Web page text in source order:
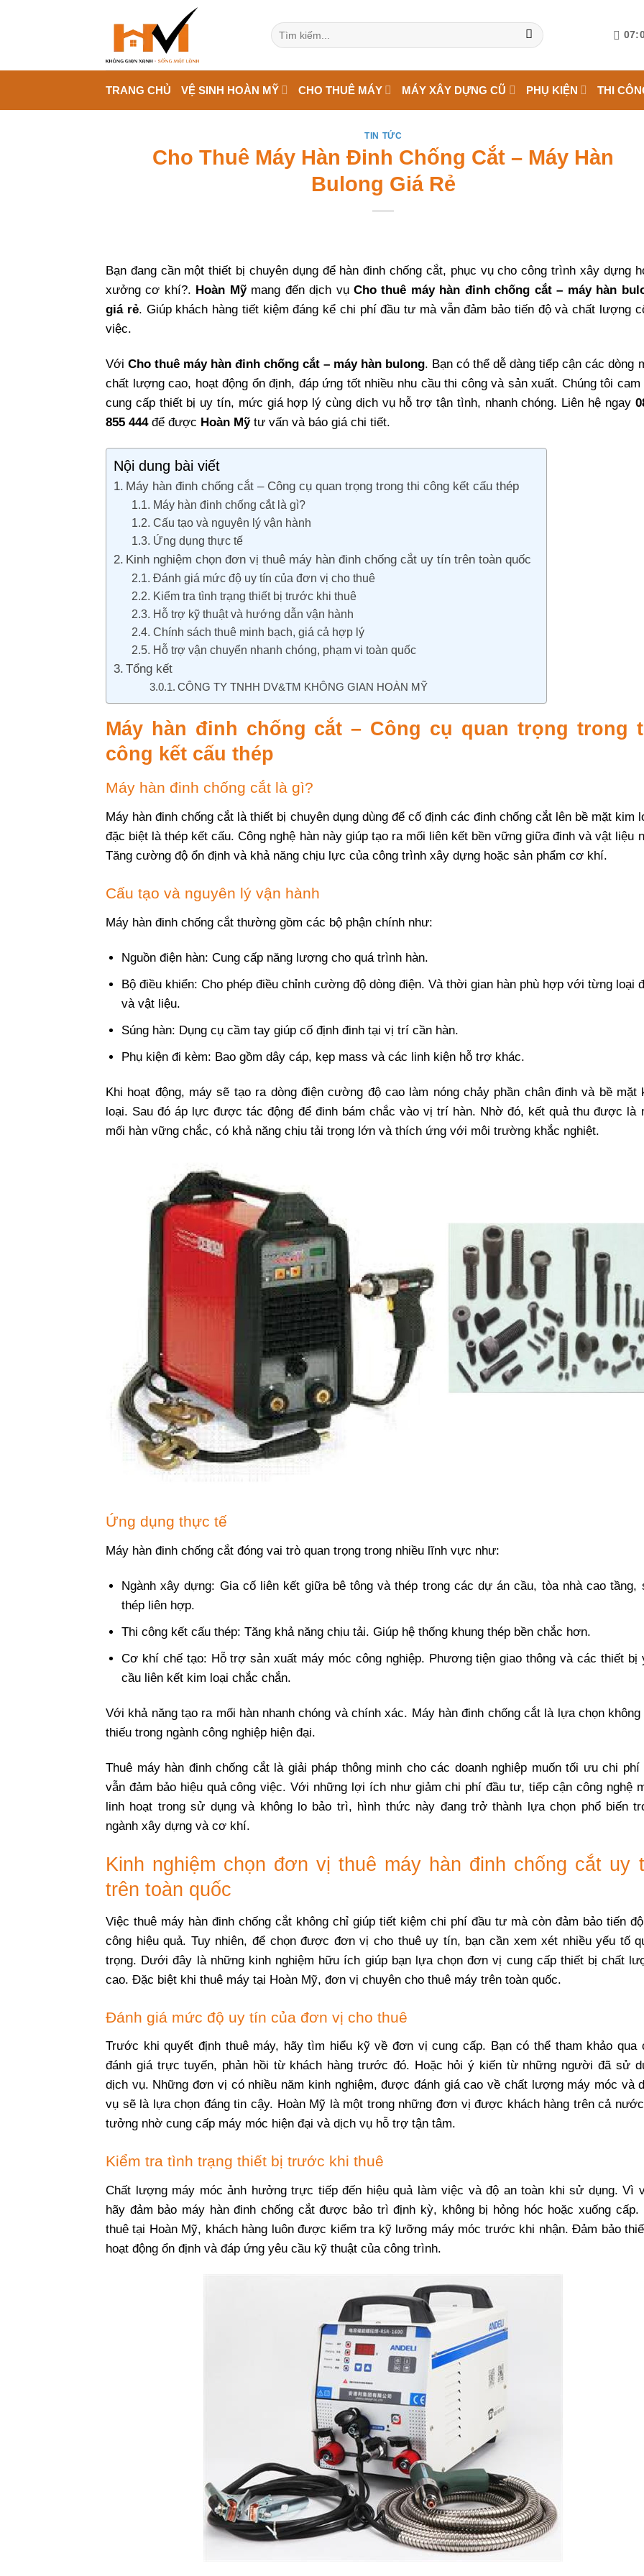
dung
Tìm
kiếm:
TRANG CHỦ VỆ SINH HOÀN MỸ CHO THUÊ MÁY MÁY XÂY DỰNG CŨ PHỤ KIỆN THI
TIN TỨC
Cho Thuê Máy Hàn Đinh Chống Cắt – Máy Hàn
Bulong Giá Rẻ
Bạn đang cần một thiết bị chuyên dụng để hàn đinh chống cắt, phục vụ cho công trình xây dựng
xưởng cơ khí?. Hoàn Mỹmang đến dịch vụCho thuê máy hàn đinh chống cắt – máy hàn
giá rẻ. Giúp khách hàng tiết kiệm đáng kể chi phí đầu tư mà vẫn đảm bảo tiến độ và chất lượng
việc.
VớiCho thuê máy hàn đinh chống cắt – máy hàn bulong. Bạn có thể dễ dàng tiếp cận các dòng
chất lượng cao, hoạt động ổn định, đáp ứng tốt nhiều nhu cầu thi công và sản xuất. Chúng tôi cam
cung cấp thiết bị uy tín, mức giá hợp lý cùng dịch vụ hỗ trợ tận tình, nhanh chóng. Liên hệ ngay
855 444để được Hoàn Mỹtư vấn và báo giá chi tiết.
Nội dung bài viết
Máy hàn đinh chống cắt – Công cụ quan trọng trong thi công kết cấu thép
Máy hàn đinh chống cắt là gì?
Cấu tạo và nguyên lý vận hành
Ứng dụng thực tế
Kinh nghiệm chọn đơn vị thuê máy hàn đinh chống cắt uy tín trên toàn quốc
Đánh giá mức độ uy tín của đơn vị cho thuê
Kiểm tra tình trạng thiết bị trước khi thuê
Hỗ trợ kỹ thuật và hướng dẫn vận hành
Chính sách thuê minh bạch, giá cả hợp lý
Hỗ trợ vận chuyển nhanh chóng, phạm vi toàn quốc
Tổng kết
CÔNG TY TNHH DV&TM KHÔNG GIAN HOÀN MỸ
Máy hàn đinh chống cắt – Công cụ quan trọng trong
công kết cấu thép
Máy hàn đinh chống cắt là gì?
Máy hàn đinh chống cắt là thiết bị chuyên dụng dùng để cố định các đinh chống cắt lên bề mặt kim
đặc biệt là thép kết cấu. Công nghệ hàn này giúp tạo ra mối liên kết bền vững giữa đinh và vật liệu
Tăng cường độ ổn định và khả năng chịu lực của công trình xây dựng hoặc sản phẩm cơ khí.
Cấu tạo và nguyên lý vận hành
Máy hàn đinh chống cắt thường gồm các bộ phận chính như:
Nguồn điện hàn: Cung cấp năng lượng cho quá trình hàn.
Bộ điều khiển: Cho phép điều chỉnh cường độ dòng điện. Và thời gian hàn phù hợp với từng loại
và vật liệu.
Súng hàn: Dụng cụ cầm tay giúp cố định đinh tại vị trí cần hàn.
Phụ kiện đi kèm: Bao gồm dây cáp, kẹp mass và các linh kiện hỗ trợ khác.
Khi hoạt động, máy sẽ tạo ra dòng điện cường độ cao làm nóng chảy phần chân đinh và bề mặt
loại. Sau đó áp lực được tác động để đinh bám chắc vào vị trí hàn. Nhờ đó, kết quả thu được là
mối hàn vững chắc, có khả năng chịu tải trọng lớn và thích ứng với môi trường khắc nghiệt.
Ứng dụng thực tế
Máy hàn đinh chống cắt đóng vai trò quan trọng trong nhiều lĩnh vực như:
Ngành xây dựng: Gia cố liên kết giữa bê tông và thép trong các dự án cầu, tòa nhà cao tầng,
thép liên hợp.
Thi công kết cấu thép: Tăng khả năng chịu tải. Giúp hệ thống khung thép bền chắc hơn.
Cơ khí chế tạo: Hỗ trợ sản xuất máy móc công nghiệp. Phương tiện giao thông và các thiết bị
cầu liên kết kim loại chắc chắn.
Với khả năng tạo ra mối hàn nhanh chóng và chính xác. Máy hàn đinh chống cắt là lựa chọn không
thiếu trong ngành công nghiệp hiện đại.
Thuê máy hàn đinh chống cắt là giải pháp thông minh cho các doanh nghiệp muốn tối ưu chi phí
vẫn đảm bảo hiệu quả công việc. Với những lợi ích như giảm chi phí đầu tư, tiếp cận công nghệ
linh hoạt trong sử dụng và không lo bảo trì, hình thức này đang trở thành lựa chọn phổ biến
ngành xây dựng và cơ khí.
Kinh nghiệm chọn đơn vị thuê máy hàn đinh chống cắt uy
trên toàn quốc
Việc thuê máy hàn đinh chống cắt không chỉ giúp tiết kiệm chi phí đầu tư mà còn đảm bảo tiến
công hiệu quả. Tuy nhiên, để chọn được đơn vị cho thuê uy tín, bạn cần xem xét nhiều yếu tố
trọng. Dưới đây là những kinh nghiệm hữu ích giúp bạn lựa chọn đơn vị cung cấp thiết bị chất
cao. Đặc biệt khi thuê máy tại Hoàn Mỹ, đơn vị chuyên cho thuê máy trên toàn quốc.
Đánh giá mức độ uy tín của đơn vị cho thuê
Trước khi quyết định thuê máy, hãy tìm hiểu kỹ về đơn vị cung cấp. Bạn có thể tham khảo qua
đánh giá trực tuyến, phản hồi từ khách hàng trước đó. Hoặc hỏi ý kiến từ những người đã sử
dịch vụ. Những đơn vị có nhiều năm kinh nghiệm, được đánh giá cao về chất lượng máy móc và
vụ sẽ là lựa chọn đáng tin cậy. Hoàn Mỹ là một trong những đơn vị được khách hàng trên cả
tưởng nhờ cung cấp máy móc hiện đại và dịch vụ hỗ trợ tận tâm.
Kiểm tra tình trạng thiết bị trước khi thuê
Chất lượng máy móc ảnh hưởng trực tiếp đến hiệu quả làm việc và độ an toàn khi sử dụng. Vì
hãy đảm bảo máy hàn đinh chống cắt được bảo trì định kỳ, không bị hỏng hóc hoặc xuống cấp.
thuê tại Hoàn Mỹ, khách hàng luôn được kiểm tra kỹ lưỡng máy móc trước khi nhận. Đảm bảo
hoạt động ổn định và đáp ứng yêu cầu kỹ thuật của công trình.